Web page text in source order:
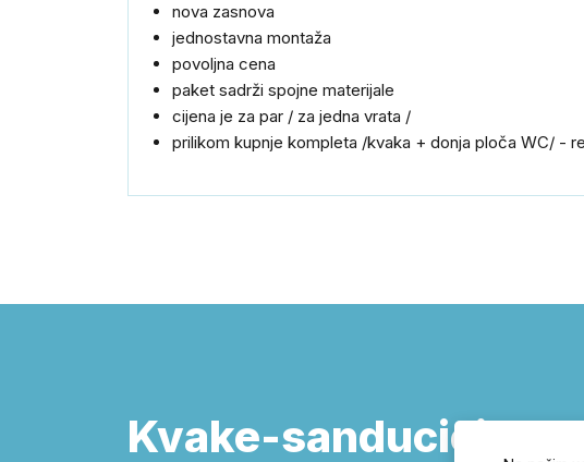
nova zasnova
jednostavna montaža
povoljna cena
paket sadrži spojne materijale
cijena je za par / za jedna vrata /
prilikom kupnje kompleta /kvaka + donja ploča WC/ -
Kvake-sanducici.hr